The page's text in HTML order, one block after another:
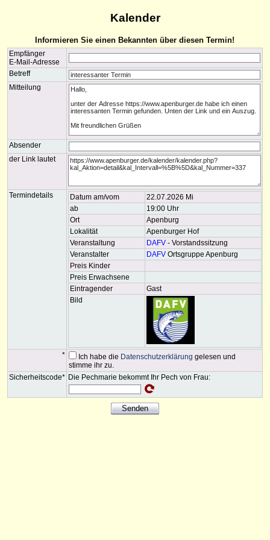
Kalender
Informieren Sie einen Bekannten über diesen Termin!
Empfänger
E-Mail-Adresse
Betreff
Mitteilung
Absender
der Link lautet
Termindetails Datum am/vom
22.07.2026 Mi
ab
19:00 Uhr
Ort
Apenburg
Lokalität
Apenburger Hof
Veranstaltung
DAFV - Vorstandssitzung
Veranstalter
DAFV Ortsgruppe Apenburg
Preis Kinder
Preis Erwachsene
Eintragender
Gast
Bild
* Ich habe die Datenschutzerklärung gelesen und
stimme ihr zu.
Sicherheitscode* Die Pechmarie bekommt Ihr Pech von Frau: